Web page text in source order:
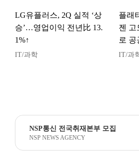
LG유플러스, 2Q 실적 ‘상
승’…영업이익 전년比 13.
1%↑
IT/과학
플래
젠 고
로 공
IT/과
NSP통신 전국취재본부 모집
NSP NEWS AGENCY